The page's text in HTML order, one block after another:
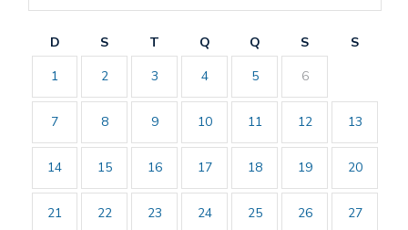
D S T Q Q S
S
1
2 3 4 5 6
7 8 9 10 11 12 13
14 15 16 17 18 19 20
21 22 23 24 25 26 27